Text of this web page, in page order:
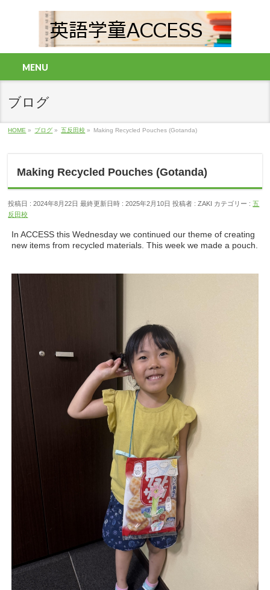
MENU
ブログ
HOME » ブログ » 五反田校 » Making Recycled Pouches (Gotanda)
Making Recycled Pouches (Gotanda)
投稿日 : 2024年8月22日 最終更新日時 : 2025年2月10日 投稿者 :ZAKI カテゴリー :五
反田校
In ACCESS this Wednesday we continued our theme of creating
new items from recycled materials. This week we made a pouch.